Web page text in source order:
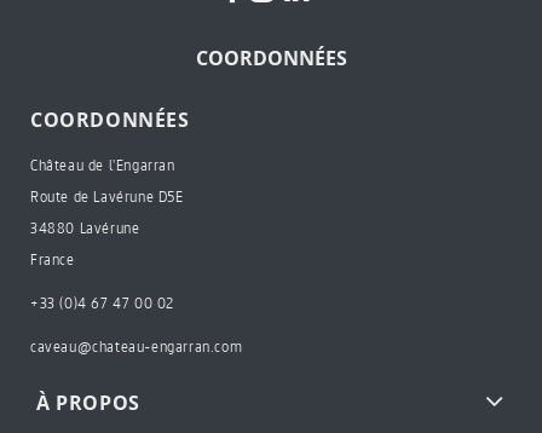
COORDONNÉES
COORDONNÉES
Château de l'Engarran
Route de Lavérune D5E
34880 Lavérune
France
+33 (0)4 67 47 00 02
caveau@chateau-engarran.com
À PROPOS